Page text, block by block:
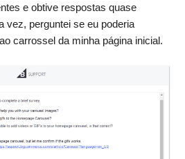
e obtive respostas quase
vez, perguntei se eu poderia
carrossel da minha página inicial.